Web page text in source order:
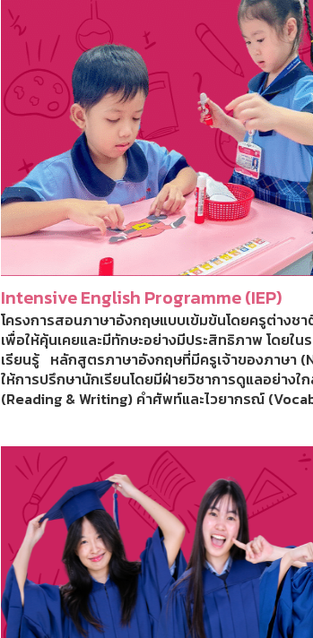
Intensive English Programme (IEP)
โครงการสอนภาษาอังกฤษแบบเข้มข้นโดยครูต่างช
เพื่อให้คุ้นเคยและมีทักษะอย่างมีประสิทธิภาพ โดยใ
เรียนรู้ หลักสูตรภาษาอังกฤษที่มีครูเจ้าของภาษา
ให้การปรึกษานักเรียนโดยมีฝ่ายวิชาการดูแลอย่าง
(Reading & Writing) คำศัพท์และไวยากรณ์